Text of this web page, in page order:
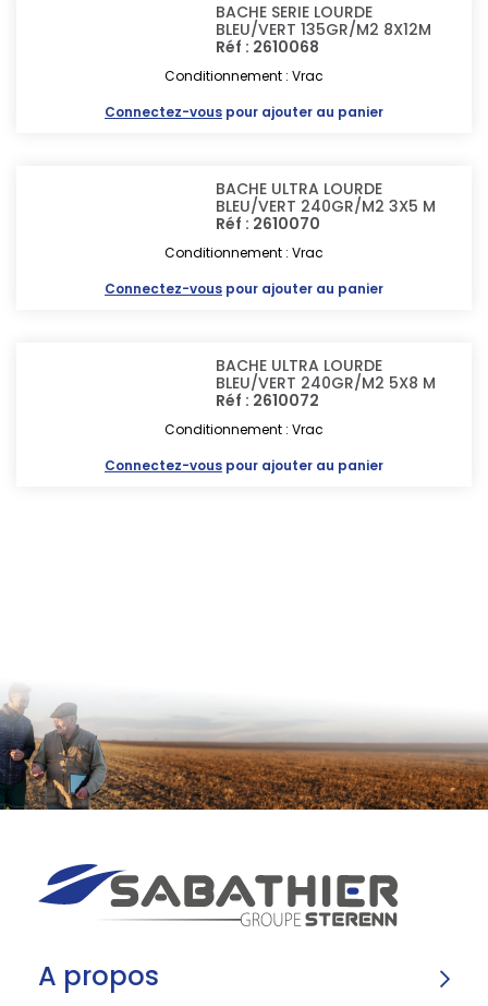
BACHE SERIE LOURDE
BLEU/VERT 135GR/M2 8X12M
Réf : 2610068
Conditionnement : Vrac
Connectez-vous pour ajouter au panier
BACHE ULTRA LOURDE
BLEU/VERT 240GR/M2 3X5 M
Réf : 2610070
Conditionnement : Vrac
Connectez-vous pour ajouter au panier
BACHE ULTRA LOURDE
BLEU/VERT 240GR/M2 5X8 M
Réf : 2610072
Conditionnement : Vrac
Connectez-vous pour ajouter au panier
A propos